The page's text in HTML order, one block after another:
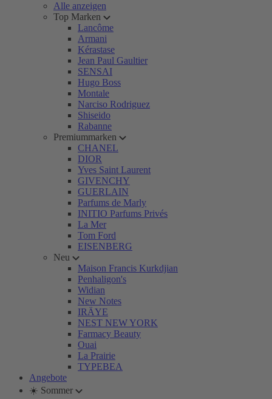
Alle anzeigen
Top Marken
Lancôme
Armani
Kérastase
Jean Paul Gaultier
SENSAI
Hugo Boss
Montale
Narciso Rodriguez
Shiseido
Rabanne
Premiummarken
CHANEL
DIOR
Yves Saint Laurent
GIVENCHY
GUERLAIN
Parfums de Marly
INITIO Parfums Privés
La Mer
Tom Ford
EISENBERG
Neu
Maison Francis Kurkdjian
Penhaligon's
Widian
New Notes
IRÄYE
NEST NEW YORK
Farmacy Beauty
Ouai
La Prairie
TYPEBEA
Angebote
☀️ Sommer